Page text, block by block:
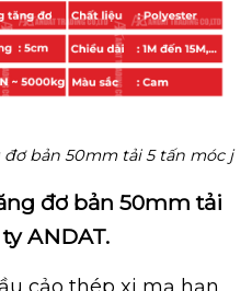
bản 50mm tải 5 tấn móc j
đơ bản 50mm tải
ANDAT.